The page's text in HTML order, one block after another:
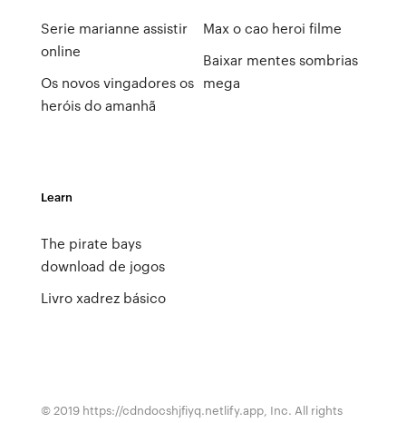
Serie marianne assistir
online
Os novos vingadores os
heróis do amanhã
Max o cao heroi filme
Baixar mentes sombrias
mega
Learn
The pirate bays
download de jogos
Livro xadrez básico
© 2019 https://cdndocshjfiyq.netlify.app, Inc. All rights